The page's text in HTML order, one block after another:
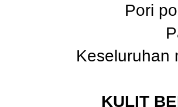
Pori
Keseluruhan
KULIT